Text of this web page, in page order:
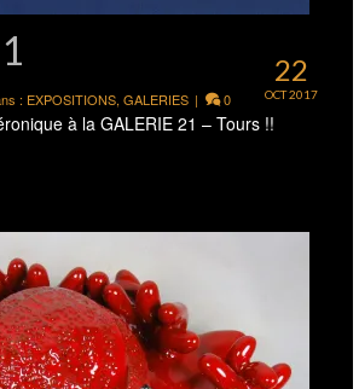
22
OCT 2017
: EXPOSITIONS, GALERIES | 0
à la GALERIE 21 – Tours !!